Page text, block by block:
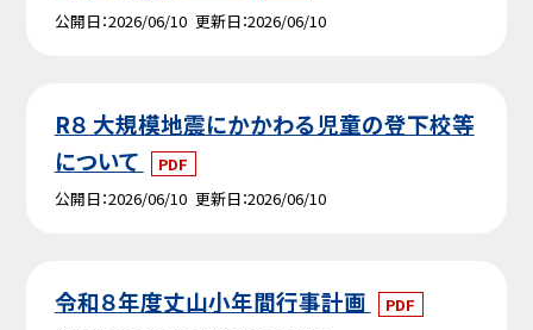
公開日 2026/06/10 更新日 2026/06/10
R８ 大規模地震にかかわる児童の登下校等
について
PDF
公開日 2026/06/10 更新日 2026/06/10
令和８年度丈山小年間行事計画
PDF